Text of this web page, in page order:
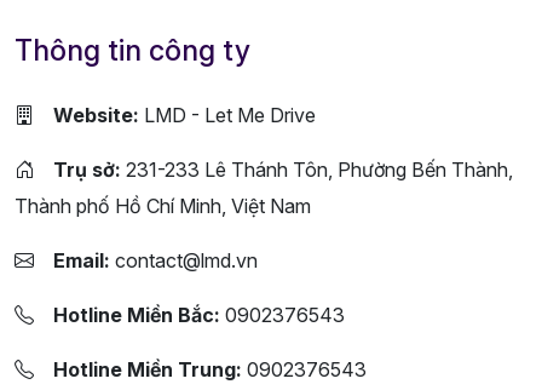
Thông tin công ty
Website: LMD - Let Me Drive
Trụ sở: 231-233 Lê Thánh Tôn, Phường Bến Thành,
Thành phố Hồ Chí Minh, Việt Nam
Email: contact@lmd.vn
Hotline Miền Bắc: 0902376543
Hotline Miền Trung: 0902376543